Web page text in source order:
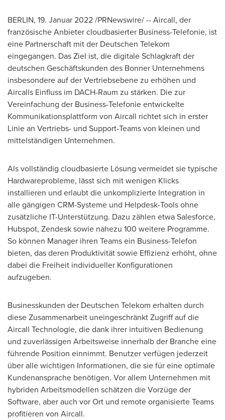
BERLIN, 19. Januar 2022 /PRNewswire/ -- Aircall, der
französische Anbieter cloudbasierter Business-Telefonie, ist
eine Partnerschaft mit der Deutschen Telekom
eingegangen. Das Ziel ist, die digitale Schlagkraft der
deutschen Geschäftskunden des Bonner Unternehmens
insbesondere auf der Vertriebsebene zu erhöhen und
Aircalls Einfluss im DACH-Raum zu stärken. Die zur
Vereinfachung der Business-Telefonie entwickelte
Kommunikationsplattform von Aircall richtet sich in erster
Linie an Vertriebs- und Support-Teams von kleinen und
mittelständigen Unternehmen.
Als vollständig cloudbasierte Lösung vermeidet sie typische
Hardwareprobleme, lässt sich mit wenigen Klicks
installieren und erlaubt die unkomplizierte Integration in
alle gängigen CRM-Systeme und Helpdesk-Tools ohne
zusätzliche IT-Unterstützung. Dazu zählen etwa Salesforce,
Hubspot, Zendesk sowie nahezu 100 weitere Programme.
So können Manager ihren Teams ein Business-Telefon
bieten, das deren Produktivität sowie Effizienz erhöht, ohne
dabei die Freiheit individueller Konfigurationen
aufzugeben.
Businesskunden der Deutschen Telekom erhalten durch
diese Zusammenarbeit uneingeschränkt Zugriff auf die
Aircall Technologie, die dank ihrer intuitiven Bedienung
und zuverlässigen Arbeitsweise innerhalb der Branche eine
führende Position einnimmt. Benutzer verfügen jederzeit
über alle wichtigen Informationen, die sie für eine optimale
Kundenansprache benötigen. Vor allem Unternehmen mit
hybriden Arbeitsmodellen schätzen die Vorzüge der
Software, aber auch vor Ort und remote organisierte Teams
profitieren von Aircall.